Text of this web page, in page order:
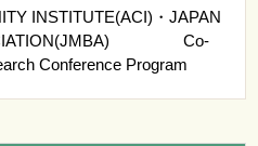
INSTITUTE(ACI)・JAPAN
Co-
Conference Program